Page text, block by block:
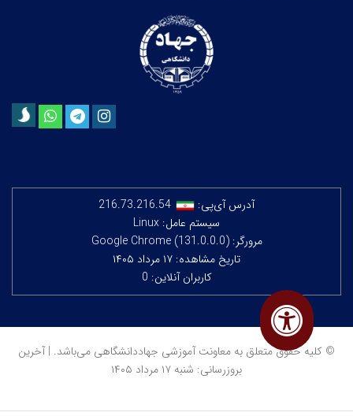
آدرس آی‌پی:
216.73.216.54
سیستم عامل: Linux
مرورگر: Google Chrome (131.0.0.0)
تاریخ مشاهده: ۱۷ مرداد ۱۴۰۵
کاربران آنلاین: 0
© کلیه حقوق متعلق به معاونت آموزشی جهاددانشگاهی می‌باشد. | آخرین
بروزرسانی: شنبه ۱۷ مرداد ۱۴۰۵